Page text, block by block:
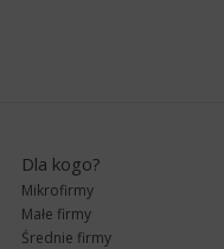
Dla kogo?
Mikrofirmy
Małe firmy
Średnie firmy